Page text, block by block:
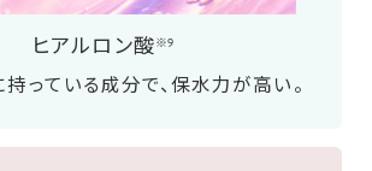
ヒアルロン酸※9
っている成分で、保水力が高い。